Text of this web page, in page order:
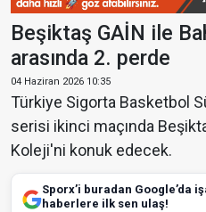
Beşiktaş GAİN ile
arasında 2. perde
04 Haziran 2026 10:35
Türkiye Sigorta Basketbol
serisi ikinci maçında
Koleji'ni konuk edecek.
Sporx’i buradan Google’da
haberlere ilk sen ulaş!